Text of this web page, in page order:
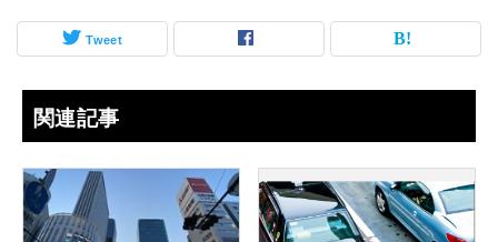
Tweet
関連記事